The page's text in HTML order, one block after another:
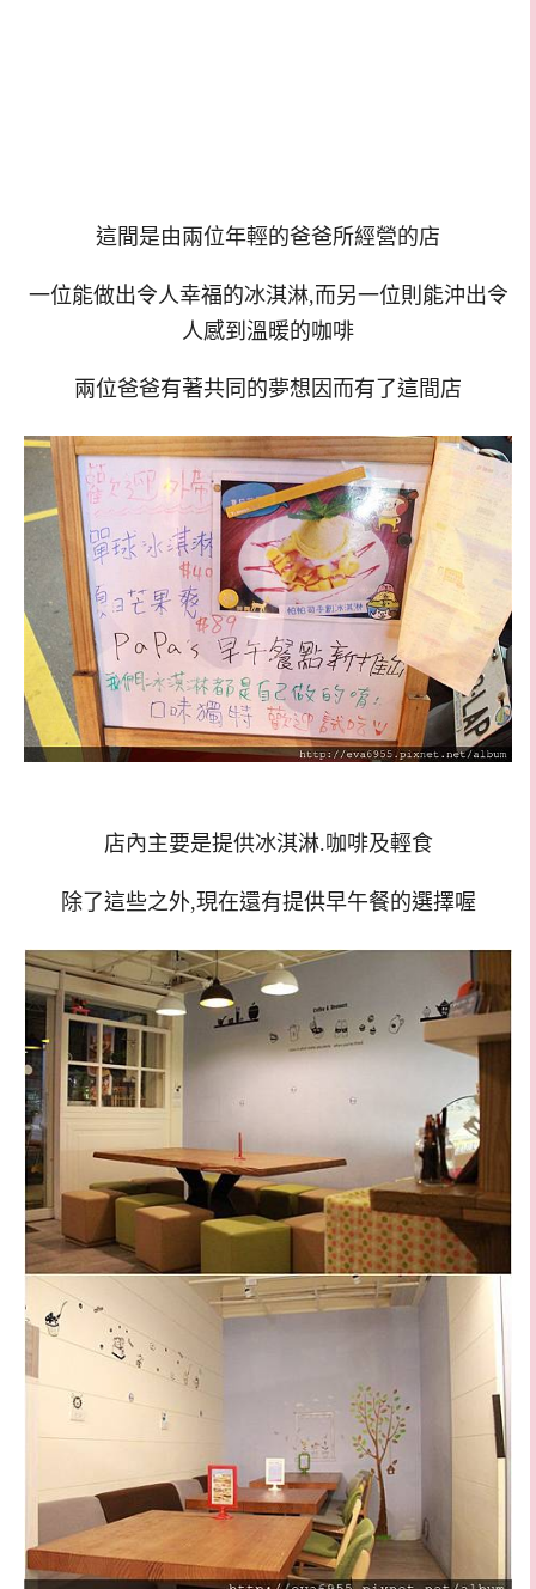
這間是由兩位年輕的爸爸所經營的店
一位能做出令人幸福的冰淇淋,而另一位則能沖出令
人感到溫暖的咖啡
兩位爸爸有著共同的夢想因而有了這間店
店內主要是提供冰淇淋.咖啡及輕食
除了這些之外,現在還有提供早午餐的選擇喔